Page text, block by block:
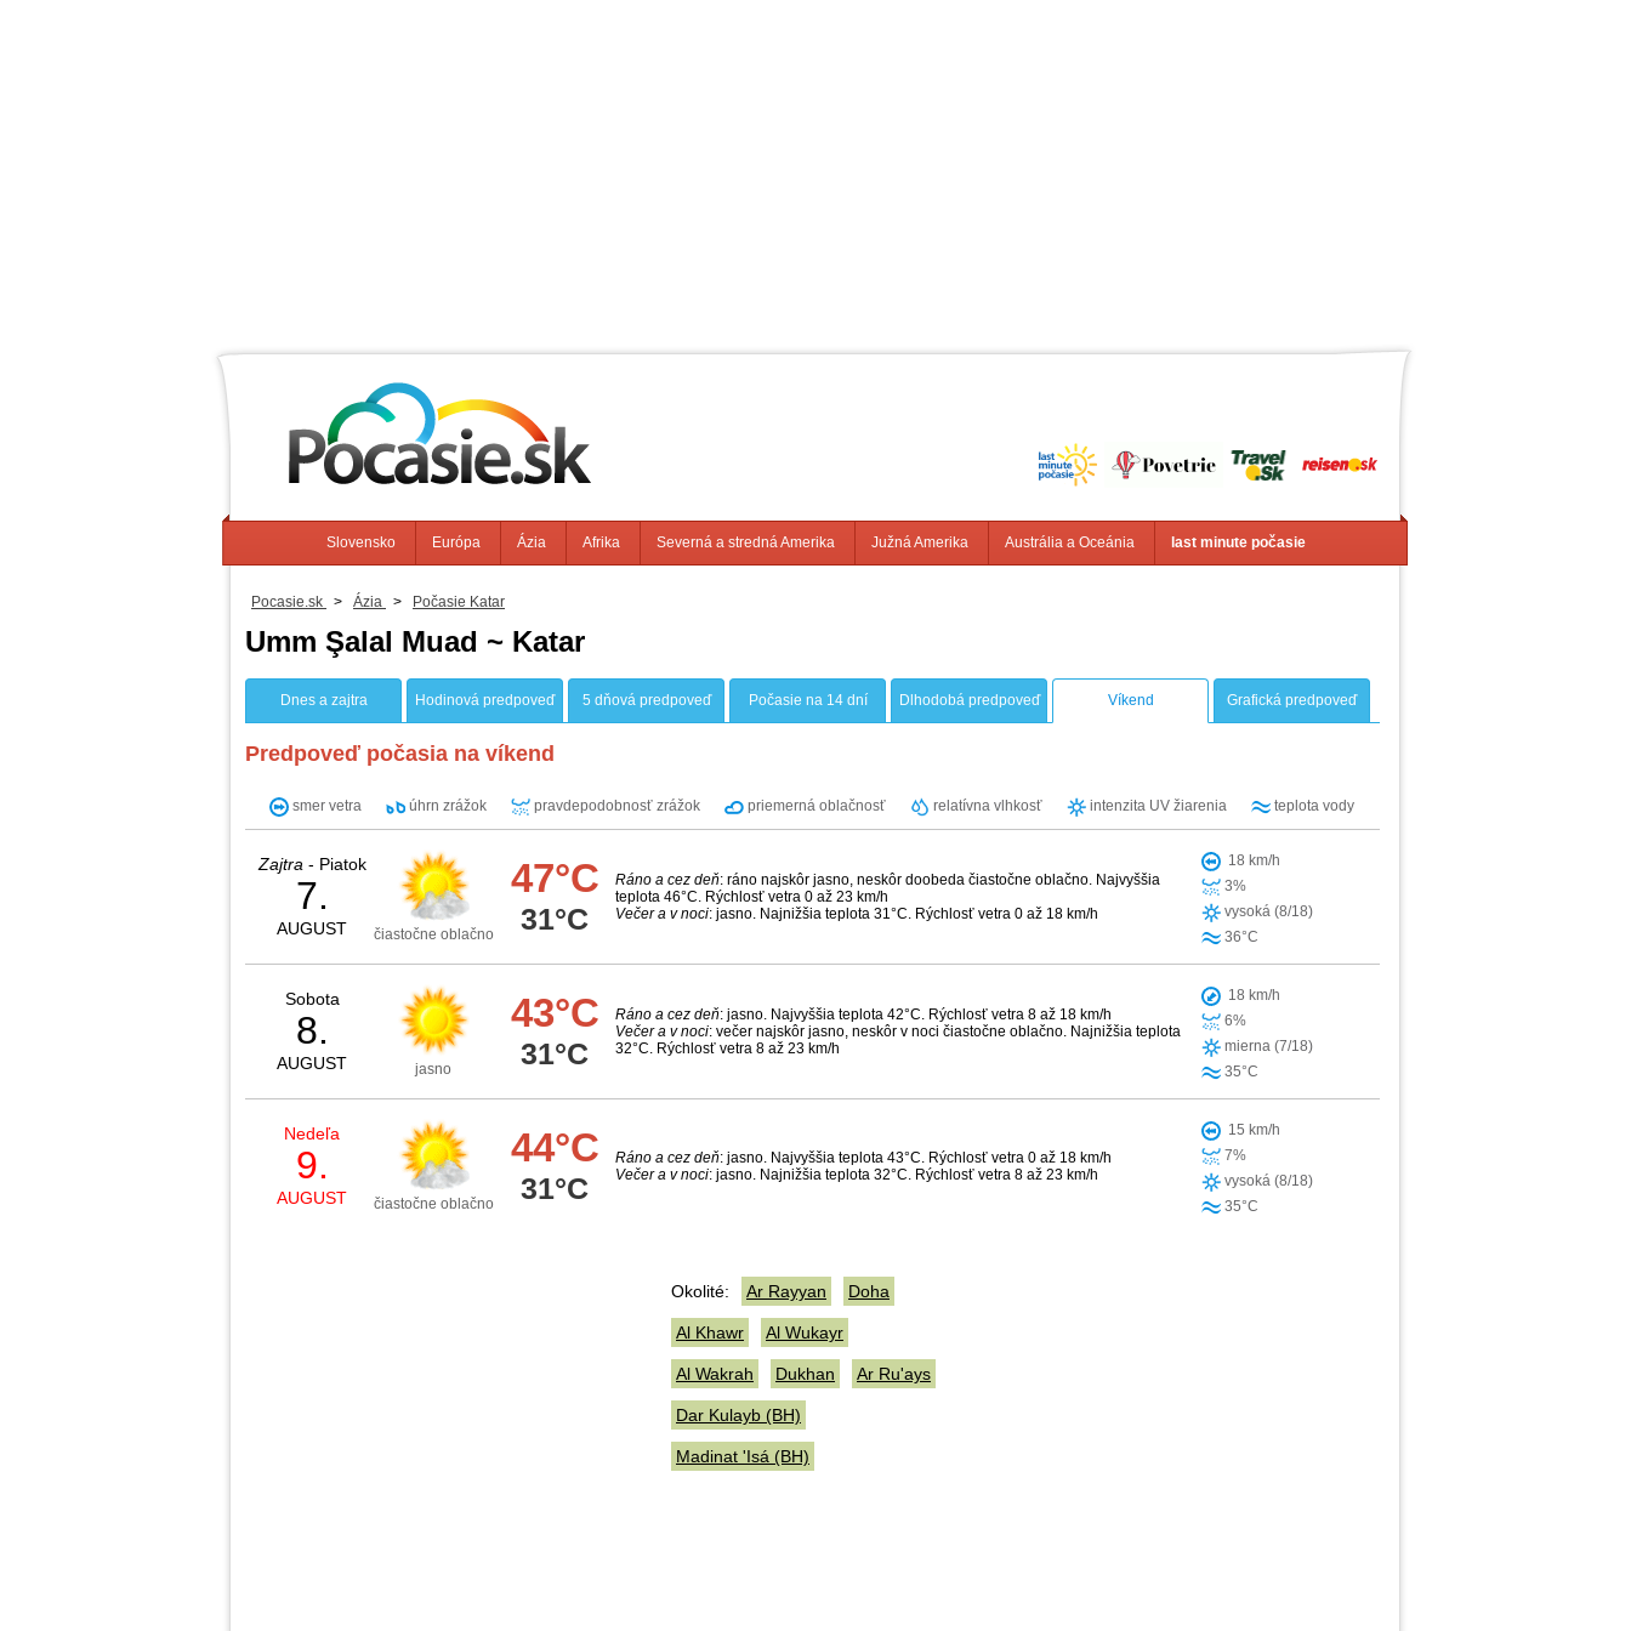
Slovensko Európa Ázia Afrika Severná a stredná Amerika Južná Amerika Austrália a Oceánia last minute počasie
Pocasie.sk > Ázia > Počasie Katar
Umm Şalal Muad ~ Katar
Dnes a zajtra Hodinová predpoveď 5 dňová predpoveď Počasie na 14 dní Dlhodobá predpoveď Víkend Grafická predpoveď
Predpoveď počasia na víkend
smer vetra úhrn zrážok pravdepodobnosť zrážok priemerná oblačnosť relatívna vlhkosť intenzita UV žiarenia teplota vody
Zajtra - Piatok
7.
AUGUST čiastočne oblačno
47°C
31°C
Ráno a cez deň: ráno najskôr jasno, neskôr doobeda čiastočne oblačno. Najvyššia
teplota 46°C. Rýchlosť vetra 0 až 23 km/h
Večer a v noci: jasno. Najnižšia teplota 31°C. Rýchlosť vetra 0 až 18 km/h
18 km/h
3%
vysoká (8/18)
36°C
Sobota
8.
AUGUST jasno
43°C
31°C
Ráno a cez deň: jasno. Najvyššia teplota 42°C. Rýchlosť vetra 8 až 18 km/h
Večer a v noci: večer najskôr jasno, neskôr v noci čiastočne oblačno. Najnižšia teplota
32°C. Rýchlosť vetra 8 až 23 km/h
18 km/h
6%
mierna (7/18)
35°C
Nedeľa
9.
AUGUST čiastočne oblačno
44°C
31°C
Ráno a cez deň: jasno. Najvyššia teplota 43°C. Rýchlosť vetra 0 až 18 km/h
Večer a v noci: jasno. Najnižšia teplota 32°C. Rýchlosť vetra 8 až 23 km/h
15 km/h
7%
vysoká (8/18)
35°C
Okolité: Ar Rayyan Doha
Al Khawr Al Wukayr
Al Wakrah Dukhan Ar Ru'ays
Dar Kulayb (BH)
Madinat 'Isá (BH)